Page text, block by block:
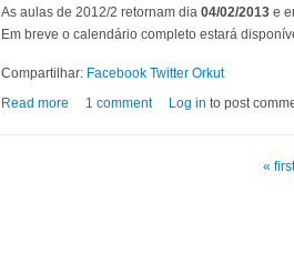
As aulas de 2012/2 retornam dia 04/02/2013 e
Em breve o calendário completo estará
Compartilhar: Facebook Twitter Orkut
Read more about Datas do semestre 2012/2
1 comment Log in to post
«